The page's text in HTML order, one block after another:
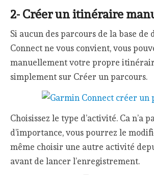
2- Créer un itinéraire
Si aucun des parcours de la base de
Connect ne vous convient, vous
manuellement votre propre
simplement sur Créer un parcours.
Choisissez le type d’activité. Ca n’a
d’importance, vous pourrez le
même choisir une autre activité
avant de lancer l’enregistrement.